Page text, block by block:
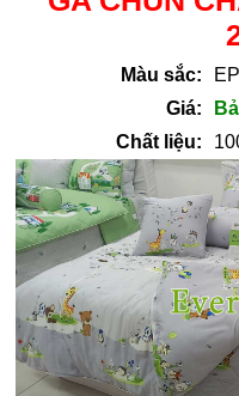
Màu sắc:
Giá:
Chất liệu: